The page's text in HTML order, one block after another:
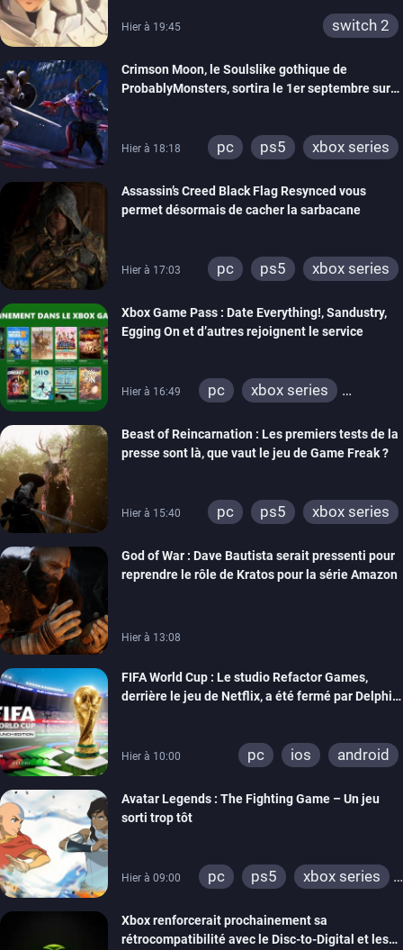
Hier à 19:45 switch 2
Crimson Moon, le Soulslike gothique de
ProbablyMonsters, sortira le 1er septembre sur
Hier à 18:18 pc ps5 xbox series
Assassin’s Creed Black Flag Resynced vous
permet désormais de cacher la sarbacane
Hier à 17:03 pc ps5 xbox series
Xbox Game Pass : Date Everything!, Sandustry,
Egging On et d’autres rejoignent le service
Hier à 16:49 pc
xbox series
Beast of Reincarnation : Les premiers tests de la
presse sont là, que vaut le jeu de Game Freak ?
Hier à 15:40 pc ps5 xbox series
God of War : Dave Bautista serait pressenti pour
reprendre le rôle de Kratos pour la série Amazon
Hier à 13:08
FIFA World Cup : Le studio Refactor Games,
derrière le jeu de Netflix, a été fermé par Delphi
Hier à 10:00 pc ios android
Avatar Legends : The Fighting Game – Un jeu
sorti trop tôt
Hier à 09:00 pc ps5
xbox series
Xbox renforcerait prochainement sa
rétrocompatibilité avec le Disc-to-Digital et les